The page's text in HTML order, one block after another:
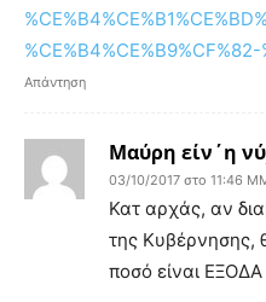
Απάντηση
Μαύρη είν΄η
03/10/2017 στο 11:46
Κατ αρχάς, αν
της Κυβέρνησης,
ποσό είναι ΕΞΟΔΑ